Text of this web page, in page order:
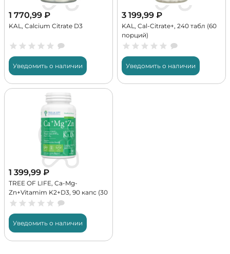
1 770,99 ₽
KAL, Calcium Citrate D3
Уведомить о наличии
3 199,99 ₽
KAL, Cal-Citrate+, 240 табл (60
порций)
Уведомить о наличии
1 399,99 ₽
TREE OF LIFE, Ca-Mg-
Zn+Vitamim K2+D3, 90 капс (30
порций)
Уведомить о наличии